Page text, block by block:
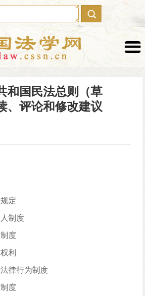
学者文集
沙滩拾贝
和国民法总则（草
、评论和修改建议
定
制度
度
利
律行为制度
度